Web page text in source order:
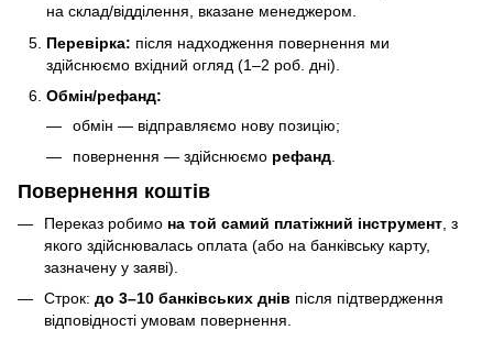
на склад/відділення, вказане менеджером.
Перевірка: після надходження повернення ми
здійснюємо вхідний огляд (1–2 роб. дні).
Обмін/рефанд:
обмін — відправляємо нову позицію;
повернення — здійснюємо рефанд.
Повернення коштів
Переказ робимо на той самий платіжний інструмент , з
якого здійснювалась оплата (або на банківську карту,
зазначену у заяві).
Строк: до 3–10 банківських днів після підтвердження
відповідності умовам повернення.